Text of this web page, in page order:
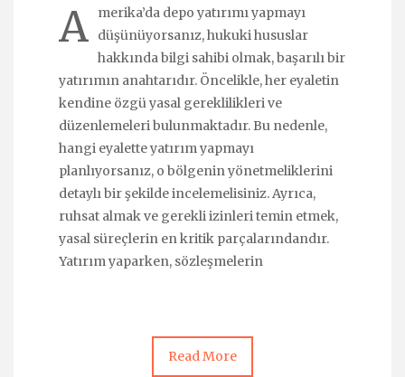
A
merika’da depo yatırımı yapmayı
düşünüyorsanız, hukuki hususlar
hakkında bilgi sahibi olmak, başarılı bir
yatırımın anahtarıdır. Öncelikle, her eyaletin
kendine özgü yasal gereklilikleri ve
düzenlemeleri bulunmaktadır. Bu nedenle,
hangi eyalette yatırım yapmayı
planlıyorsanız, o bölgenin yönetmeliklerini
detaylı bir şekilde incelemelisiniz. Ayrıca,
ruhsat almak ve gerekli izinleri temin etmek,
yasal süreçlerin en kritik parçalarındandır.
Yatırım yaparken, sözleşmelerin
Read More